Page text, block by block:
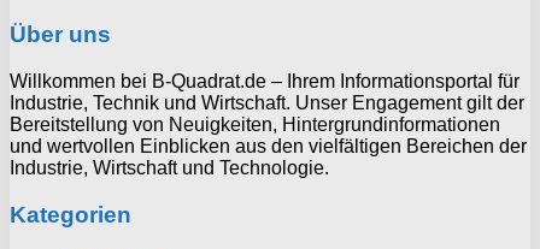
Über uns
Willkommen bei B-Quadrat.de – Ihrem Informationsportal für
Industrie, Technik und Wirtschaft. Unser Engagement gilt der
Bereitstellung von Neuigkeiten, Hintergrundinformationen
und wertvollen Einblicken aus den vielfältigen Bereichen der
Industrie, Wirtschaft und Technologie.
Kategorien